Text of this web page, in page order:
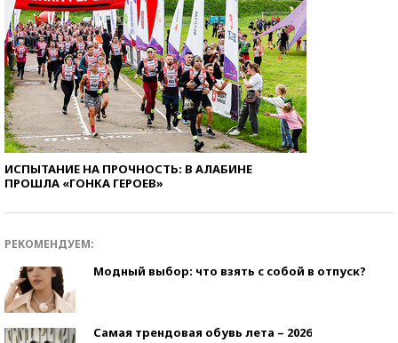
ИСПЫТАНИЕ НА ПРОЧНОСТЬ: В АЛАБИНЕ
ПРОШЛА «ГОНКА ГЕРОЕВ»
РЕКОМЕНДУЕМ:
Модный выбор: что взять с собой в отпуск?
Самая трендовая обувь лета – 2026